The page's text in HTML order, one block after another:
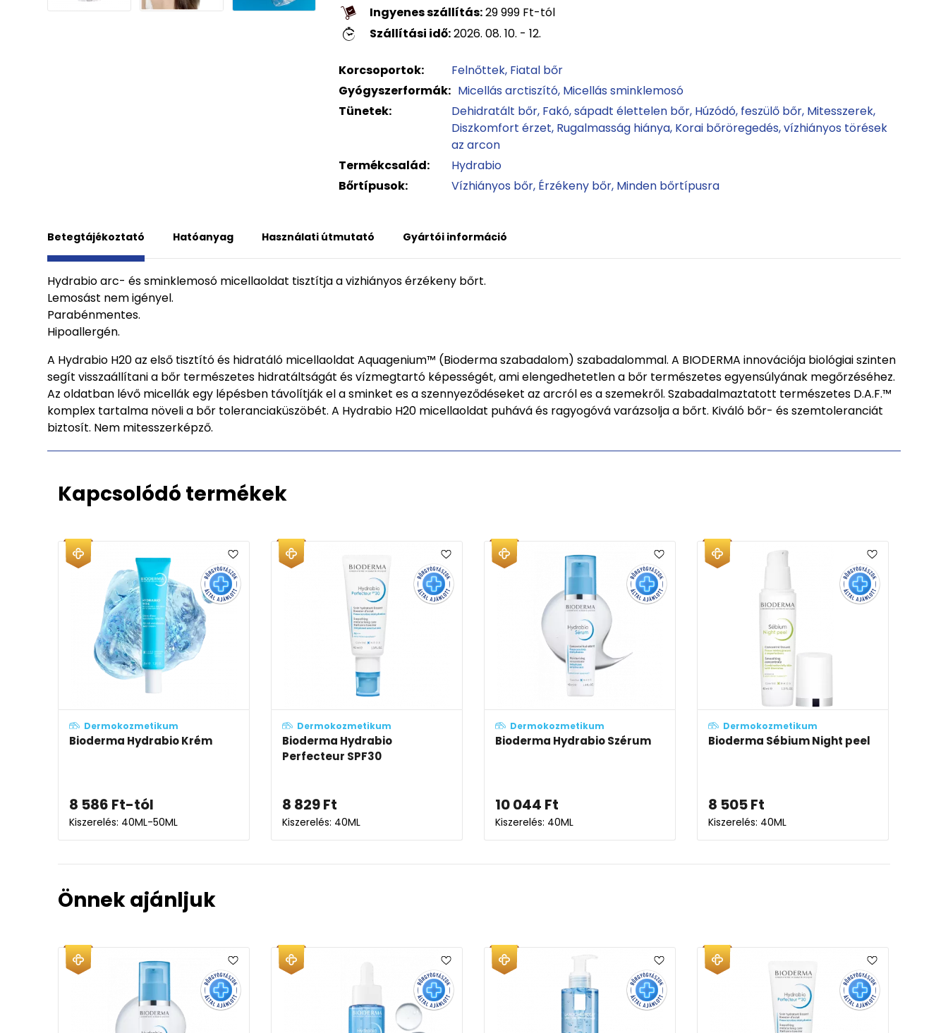
Ingyenes szállítás:29 999 Ft-tól
Szállítási idő:2026. 08. 10. - 12.
Korcsoportok: Felnőttek Fiatal bőr
Gyógyszerformák: Micellás arctiszító Micellás sminklemosó
Tünetek:
Dehidratált bőr Fakó, sápadt élettelen bőr Húzódó, feszülő bőr Mitesszerek
Diszkomfort érzet Rugalmasság hiánya Korai bőröregedés, vízhiányos törések
az arcon
Termékcsalád:
Hydrabio
Bőrtípusok:
Vízhiányos bőr Érzékeny bőr Minden bőrtípusra
Betegtájékoztató Hatóanyag Használati útmutató Gyártói információ
Hydrabio arc- és sminklemosó micellaoldat tisztítja a vizhiányos érzékeny bőrt.
Lemosást nem igényel.
Parabénmentes.
Hipoallergén.
A Hydrabio H20 az első tisztító és hidratáló micellaoldat Aquagenium™ (Bioderma szabadalom) szabadalommal. A BIODERMA innovációja biológiai szinten
segít visszaállítani a bőr természetes hidratáltságát és vízmegtartó képességét, ami elengedhetetlen a bőr természetes egyensúlyának megőrzéséhez.
Az oldatban lévő micellák egy lépésben távolítják el a sminket es a szennyeződéseket az arcról es a szemekről. Szabadalmaztatott természetes D.A.F.™
komplex tartalma növeli a bőr toleranciaküszöbét. A Hydrabio H20 micellaoldat puhává és ragyogóvá varázsolja a bőrt. Kiváló bőr- és szemtoleranciát
biztosít. Nem mitesszerképző.
Kapcsolódó termékek
Dermokozmetikum
Bioderma Hydrabio Krém
8 586 Ft-tól
Kiszerelés: 40ML-50ML
Dermokozmetikum
Bioderma Hydrabio
Perfecteur SPF30
8 829Ft
Kiszerelés: 40ML
Dermokozmetikum
Bioderma Hydrabio Szérum
10 044 Ft
Kiszerelés: 40ML
Dermokozmetikum
Bioderma Sébium Night peel
8 505Ft
Kiszerelés: 40ML
Önnek ajánljuk